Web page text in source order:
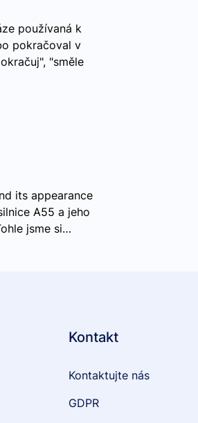
používaná k
pokračoval v
"směle
its appearance
A55 a jeho
jsme si…
Kontakt
Kontaktujte nás
GDPR